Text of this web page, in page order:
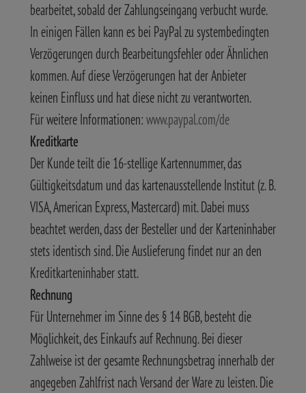
bearbeitet, sobald der Zahlungseingang verbucht wurde.
In einigen Fällen kann es bei PayPal zu systembedingten
Verzögerungen durch Bearbeitungsfehler oder Ähnlichen
kommen. Auf diese Verzögerungen hat der Anbieter
keinen Einfluss und hat diese nicht zu verantworten.
Für weitere Informationen:www.paypal.com/de
Kreditkarte
Der Kunde teilt die 16-stellige Kartennummer, das
Gültigkeitsdatum und das kartenausstellende Institut (z. B.
VISA, American Express, Mastercard) mit. Dabei muss
beachtet werden, dass der Besteller und der Karteninhaber
stets identisch sind. Die Auslieferung findet nur an den
Kreditkarteninhaber statt.
Rechnung
Für Unternehmer im Sinne des § 14 BGB, besteht die
Möglichkeit, des Einkaufs auf Rechnung. Bei dieser
Zahlweise ist der gesamte Rechnungsbetrag innerhalb der
angegeben Zahlfrist nach Versand der Ware zu leisten. Die